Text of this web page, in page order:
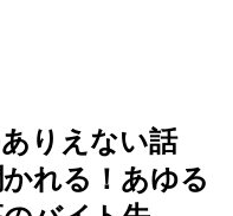
りえない話
れる！あゆる